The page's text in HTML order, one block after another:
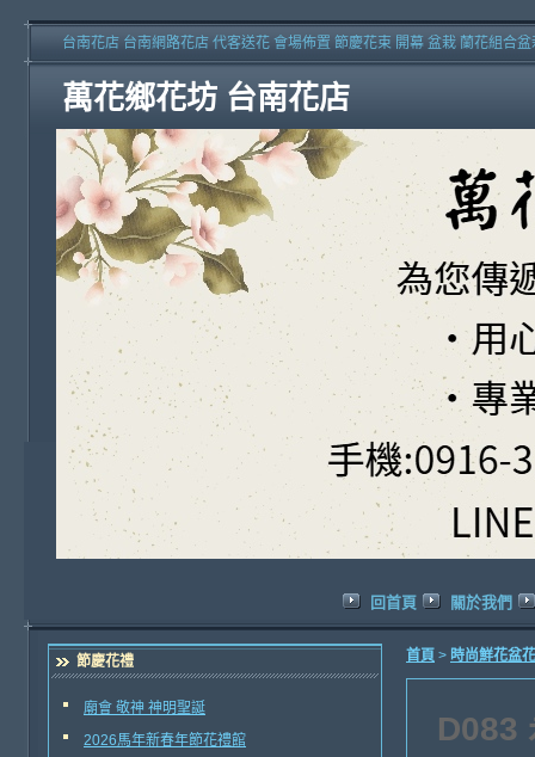
萬花鄉花坊 台南花店
台南花店 台南網路花店 代客送花 會場佈置 節慶花束 開幕 盆栽 蘭花組合
回首頁 關於我們
節慶花禮
廟會 敬神 神明聖誕
2026馬年新春年節花禮館
首頁 > 時尚鮮花盆
D083